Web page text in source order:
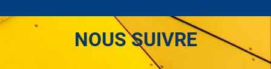
NOUS SUIVRE